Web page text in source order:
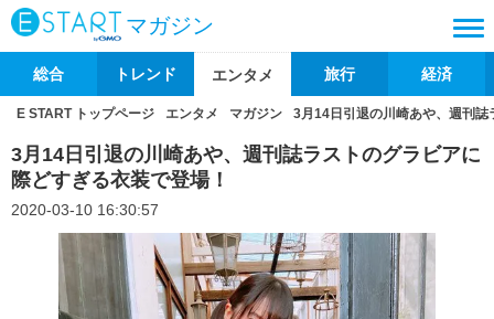
マガジン
総合 トレンド エンタメ 旅行 経済
E START トップページ エンタメ マガジン 3月14日引退の川崎あや、週刊
3月14日引退の川崎あや、週刊誌ラストのグラビアに
際どすぎる衣装で登場！
2020-03-10 16:30:57